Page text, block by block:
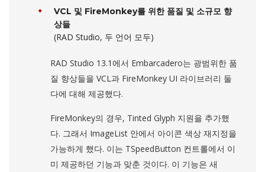
VCL 및 FireMonkey를 위한 품질 및 소규모 향
상들
(RAD Studio, 두 언어 모두)
RAD Studio 13.1에서 Embarcadero는 광범위한 품
질 향상들을 VCL과 FireMonkey UI 라이브러리 둘
다에 대해 제공했다.
FireMonkey의 경우, Tinted Glyph 지원을 추가했
다. 그래서 ImageList 안에서 아이콘 색상 재지정을
가능하게 했다. 이는 TSpeedButton 컨트롤에서 이
미 제공하던 기능과 맞춘 것이다. 이 기능은 새